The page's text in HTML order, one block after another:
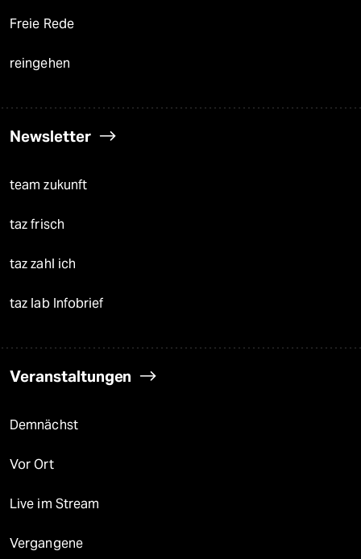
Freie Rede
reingehen
Newsletter
team zukunft
taz frisch
taz zahl ich
taz lab Infobrief
Veranstaltungen
Demnächst
Vor Ort
Live im Stream
Vergangene